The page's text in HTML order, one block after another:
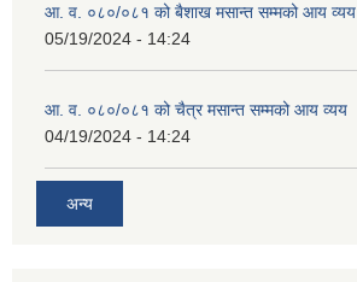
आ. व. ०८०/०८१ को बैशाख मसान्त सम्मको आय व्यय
05/19/2024 - 14:24
आ. व. ०८०/०८१ को चैत्र मसान्त सम्मको आय व्यय
04/19/2024 - 14:24
अन्य